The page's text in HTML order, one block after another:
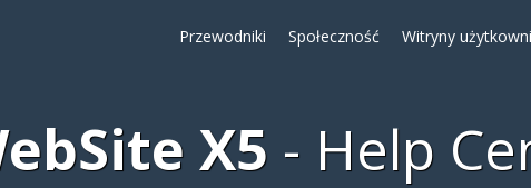
Przewodniki Społeczność Witryny
X5 Help